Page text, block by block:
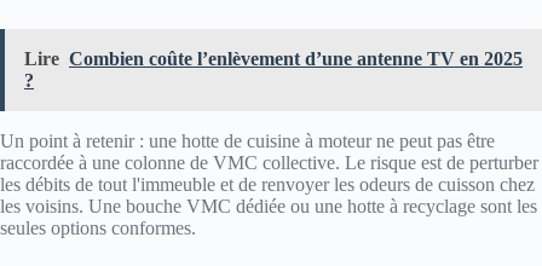
Lire Combien coûte l’enlèvement d’une antenne TV en 2025
?
Un point à retenir : une hotte de cuisine à moteur ne peut pas être
raccordée à une colonne de VMC collective. Le risque est de perturber
les débits de tout l'immeuble et de renvoyer les odeurs de cuisson chez
les voisins. Une bouche VMC dédiée ou une hotte à recyclage sont les
seules options conformes.